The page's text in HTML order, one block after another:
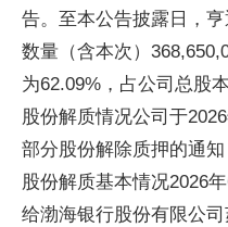
告。至本公告披露日，
数量（含本次）
为62.09%，占公司总股
股份解质情况公司于
部分股份解除质押的通
股份解质基本情况2026
给渤海银行股份有限公